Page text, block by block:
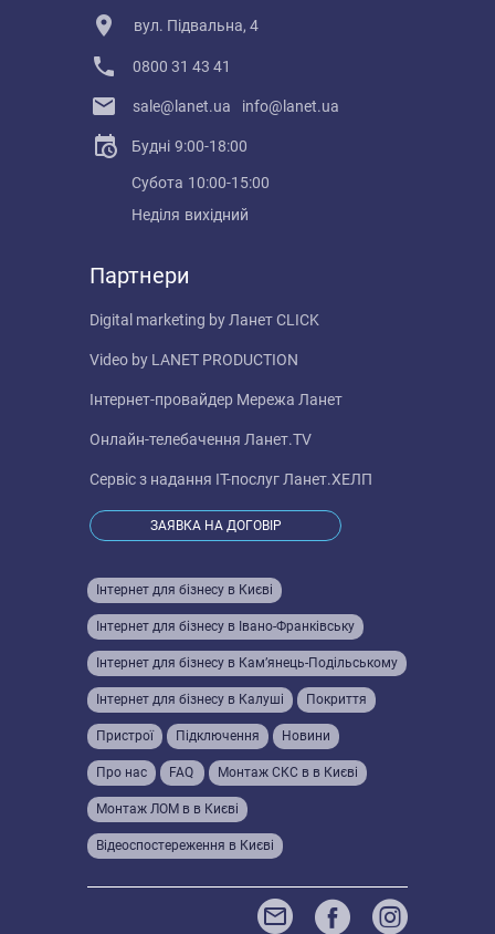
Інтернет для бізнесу в Києві
Інтернет для бізнесу в Івано-Франківську
Інтернет для бізнесу в Кам’янець-Подільському
Інтернет для бізнесу в Калуші Покриття
Пристрої Підключення Новини
Про нас FAQ Монтаж СКС в в Києві
Монтаж ЛОМ в в Києві
Відеоспостереження в Києві
вул. Підвальна, 4
0800 31 43 41
sale@lanet.ua info@lanet.ua
Будні 9:00-18:00
Субота 10:00-15:00
Неділя вихідний
Партнери
Digital marketing by Ланет CLICK
Video by LANET PRODUCTION
Інтернет-провайдер Мережа Ланет
Онлайн-телебачення Ланет.TV
Сервіс з надання IT-послуг Ланет.ХЕЛП
ЗАЯВКА НА ДОГОВІР